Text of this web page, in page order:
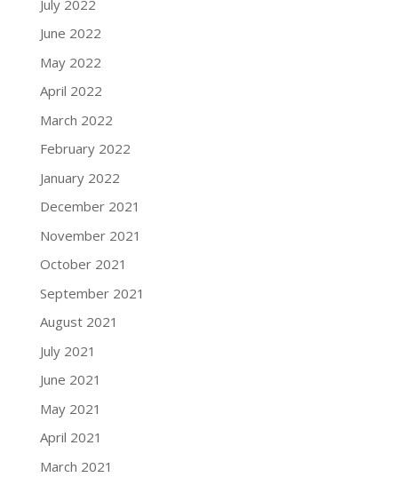
July 2022
June 2022
May 2022
April 2022
March 2022
February 2022
January 2022
December 2021
November 2021
October 2021
September 2021
August 2021
July 2021
June 2021
May 2021
April 2021
March 2021